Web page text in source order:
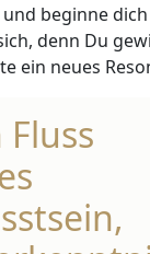
beginne
denn Du
ein neues